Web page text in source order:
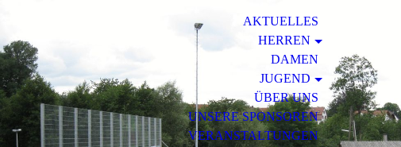
AKTUELLES
HERREN
DAMEN
JUGEND
ÜBER UNS
UNSERE SPONSOREN
VERANSTALTUNGEN